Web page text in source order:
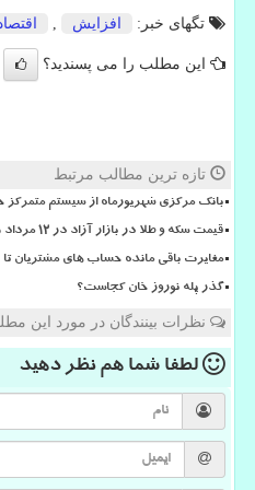
تگهای خبر: افزایش اقتصاد
این مطلب را می پسندید؟
تازه ترین مطالب مرتبط
بانک مرکزی شهریورماه از سیستم متمرکز
قیمت سکه و طلا در بازار آزاد در ۱۲ مرداد ۱۴۰۵
مغایرت باقی مانده حساب های مشتریان تا 17 مرداد رفع می شود
گذر پله نوروز خان کجاست؟
نظرات بینندگان در مورد این
لطفا شما همنظر دهید